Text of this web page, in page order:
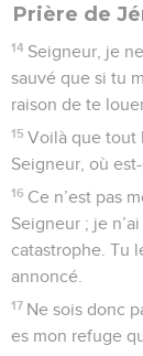
Prière de
14 Seigneur, je
sauvé que si tu
raison de te
15 Voilà que tout
Seigneur, où
16 Ce n’est pas
Seigneur ; je
catastrophe. Tu
annoncé.
17 Ne sois donc
es mon refuge